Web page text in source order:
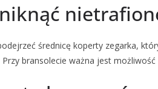
średnicę koperty zegarka,
Przy bransolecie ważna jest